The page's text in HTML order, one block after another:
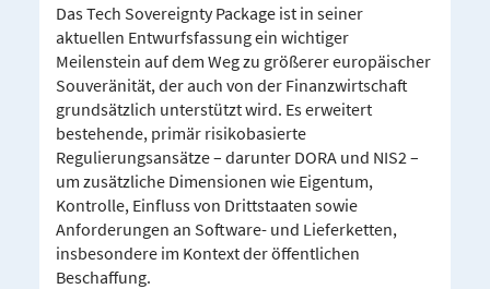
Das Tech Sovereignty Package ist in seiner
aktuellen Entwurfsfassung ein wichtiger
Meilenstein auf dem Weg zu größerer europäischer
Souveränität, der auch von der Finanzwirtschaft
grundsätzlich unterstützt wird. Es erweitert
bestehende, primär risikobasierte
Regulierungsansätze – darunter DORA und NIS2 –
um zusätzliche Dimensionen wie Eigentum,
Kontrolle, Einfluss von Drittstaaten sowie
Anforderungen an Software- und Lieferketten,
insbesondere im Kontext der öffentlichen
Beschaffung.